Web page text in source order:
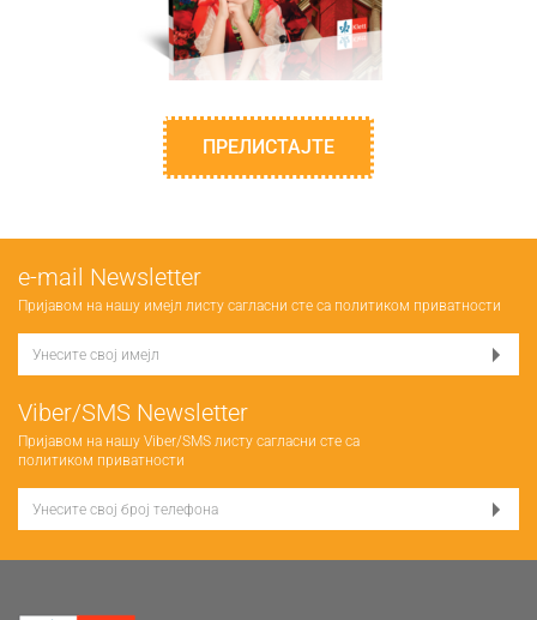
ПРЕЛИСТАЈТЕ
е-mail Newsletter
Пријавом на нашу имејл листу сагласни сте са политиком приватности
Viber/SMS Newsletter
Пријавом на нашу Viber/SMS листу сагласни сте са
политиком приватности